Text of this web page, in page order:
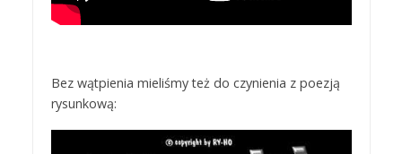
Bez wątpienia mieliśmy też do czynienia z poezją
rysunkową: